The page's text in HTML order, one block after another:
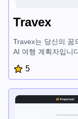
Travex
Travex는 당신의 꿈
AI 여행 계획자입니
행지를 찾으며, 여
획 과정을 간단하게
5